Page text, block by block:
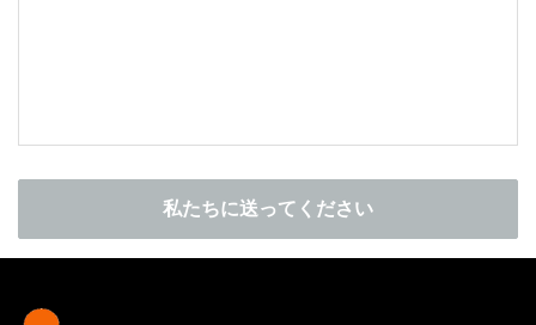
私たちに送ってください